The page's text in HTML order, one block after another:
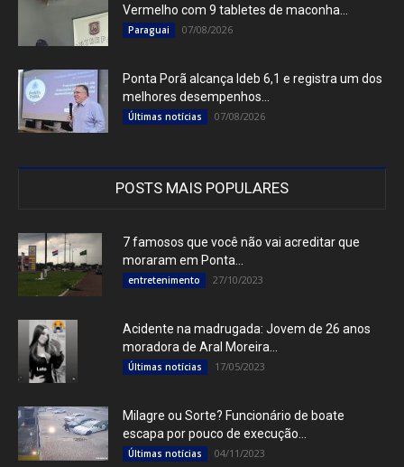
Vermelho com 9 tabletes de maconha...
Paraguai 07/08/2026
Ponta Porã alcança Ideb 6,1 e registra um dos
melhores desempenhos...
Últimas notícias 07/08/2026
POSTS MAIS POPULARES
7 famosos que você não vai acreditar que
moraram em Ponta...
entretenimento 27/10/2023
Acidente na madrugada: Jovem de 26 anos
moradora de Aral Moreira...
Últimas notícias 17/05/2023
Milagre ou Sorte? Funcionário de boate
escapa por pouco de execução...
Últimas notícias 04/11/2023